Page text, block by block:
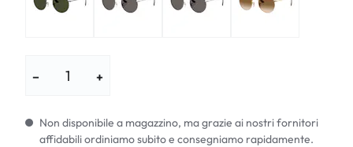
− +
Non disponibile a magazzino, ma grazie ai nostri fornitori
affidabili ordiniamo subito e consegniamo rapidamente.